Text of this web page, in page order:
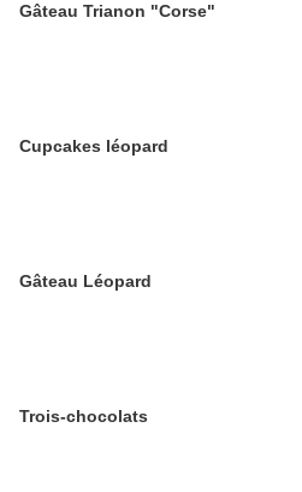
Gâteau Trianon "Corse"
Cupcakes léopard
Gâteau Léopard
Trois-chocolats